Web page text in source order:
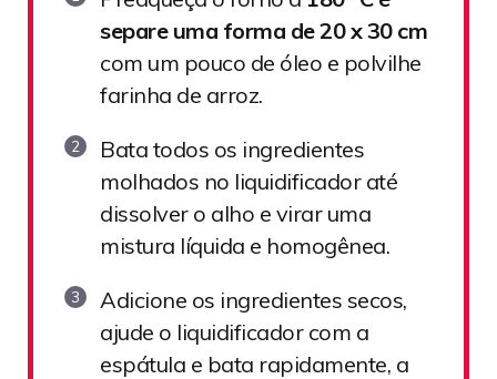
separe uma forma de 20 x 30 cm
com um pouco de óleo e polvilhe
farinha de arroz.
Bata todos os ingredientes
molhados no liquidificador até
dissolver o alho e virar uma
mistura líquida e homogênea.
Adicione os ingredientes secos,
ajude o liquidificador com a
espátula e bata rapidamente, a